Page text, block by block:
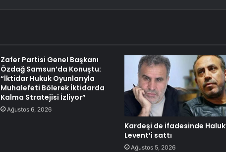
Zafer Partisi Genel Başkanı
Özdağ Samsun’da Konuştu:
“İktidar Hukuk Oyunlarıyla
Muhalefeti Bölerek İktidarda
Kalma Stratejisi İzliyor”
Ağustos 6, 2026
Kardeşi de ifadesinde Haluk
Levent’i sattı
Ağustos 5, 2026